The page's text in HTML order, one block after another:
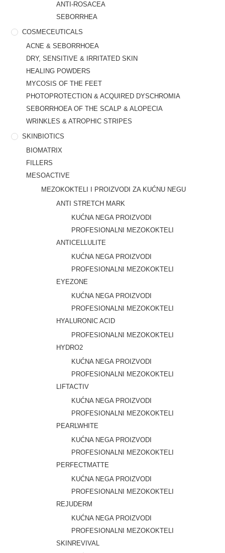
ANTI-ROSACEA
SEBORRHEA
COSMECEUTICALS
ACNE & SEBORRHOEA
DRY, SENSITIVE & IRRITATED SKIN
HEALING POWDERS
MYCOSIS OF THE FEET
PHOTOPROTECTION & ACQUIRED DYSCHROMIA
SEBORRHOEA OF THE SCALP & ALOPECIA
WRINKLES & ATROPHIC STRIPES
SKINBIOTICS
BIOMATRIX
FILLERS
MESOACTIVE
MEZOKOKTELI I PROIZVODI ZA KUĆNU NEGU
ANTI STRETCH MARK
KUĆNA NEGA PROIZVODI
PROFESIONALNI MEZOKOKTELI
ANTICELLULITE
KUĆNA NEGA PROIZVODI
PROFESIONALNI MEZOKOKTELI
EYEZONE
KUĆNA NEGA PROIZVODI
PROFESIONALNI MEZOKOKTELI
HYALURONIC ACID
PROFESIONALNI MEZOKOKTELI
HYDRO2
KUĆNA NEGA PROIZVODI
PROFESIONALNI MEZOKOKTELI
LIFTACTIV
KUĆNA NEGA PROIZVODI
PROFESIONALNI MEZOKOKTELI
PEARLWHITE
KUĆNA NEGA PROIZVODI
PROFESIONALNI MEZOKOKTELI
PERFECTMATTE
KUĆNA NEGA PROIZVODI
PROFESIONALNI MEZOKOKTELI
REJUDERM
KUĆNA NEGA PROIZVODI
PROFESIONALNI MEZOKOKTELI
SKINREVIVAL